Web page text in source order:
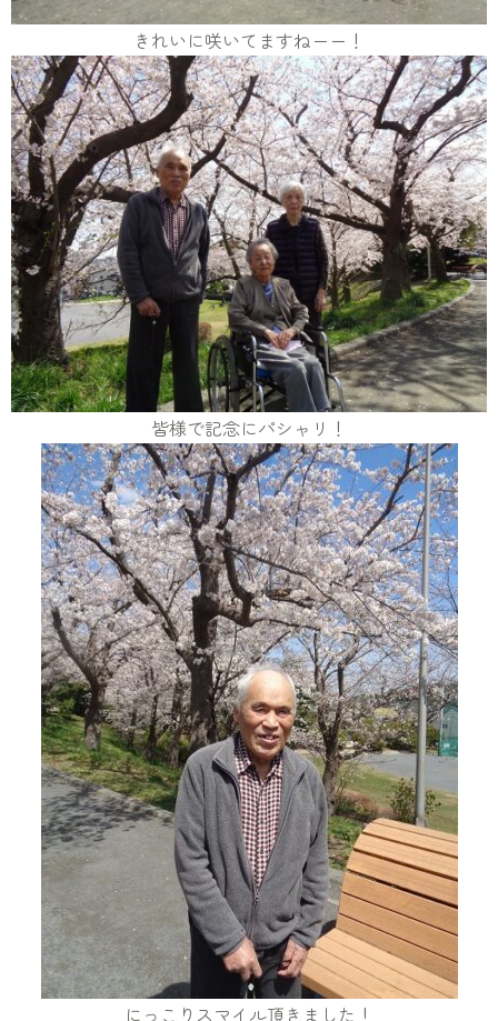
きれいに咲いてますねーー！
皆様で記念にパシャリ！
にっこりスマイル頂きました！